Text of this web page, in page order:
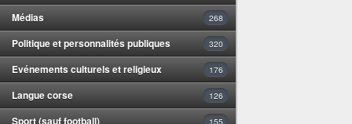
Médias 268
Politique et personnalités publiques 320
Evénements culturels et religieux 176
Langue corse 126
Sport (sauf football) 155